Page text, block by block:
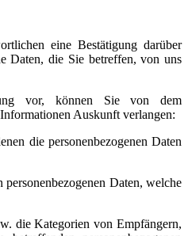
eine Bestätigung darüber
Daten, die Sie betreffen, von uns
vor, können Sie von dem
Auskunft verlangen:
die personenbezogenen Daten
Daten, welche
Kategorien von Empfängern,